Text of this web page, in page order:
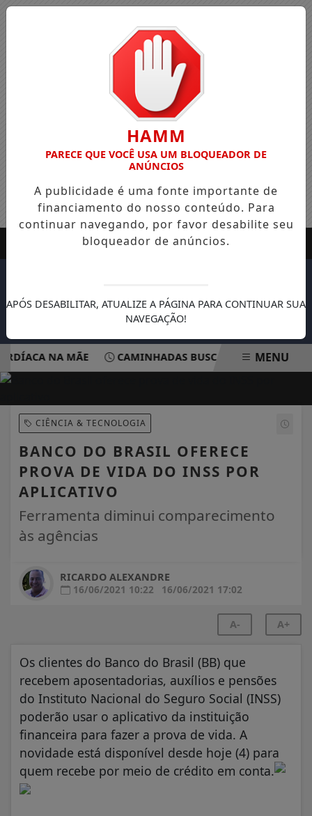
NA MÃE CAMINHADAS BUSCAM CONSCIENTIZAR
MENU
CIÊNCIA & TECNOLOGIA
BANCO DO BRASIL OFERECE
PROVA DE VIDA DO INSS POR
APLICATIVO
Ferramenta diminui comparecimento
às agências
RICARDO ALEXANDRE
16/06/2021 10:22
16/06/2021 17:02
A- A+
Os clientes do Banco do Brasil (BB) que
recebem aposentadorias, auxílios e pensões
do Instituto Nacional do Seguro Social (INSS)
poderão usar o aplicativo da instituição
financeira para fazer a prova de vida. A
novidade está disponível desde hoje (4) para
quem recebe por meio de crédito em conta.
HAMM
PARECE QUE VOCÊ USA UM BLOQUEADOR DE
ANÚNCIOS
A publicidade é uma fonte importante de
financiamento do nosso conteúdo. Para
continuar navegando, por favor desabilite seu
bloqueador de anúncios.
APÓS DESABILITAR, ATUALIZE A PÁGINA PARA CONTINUAR SUA
NAVEGAÇÃO!